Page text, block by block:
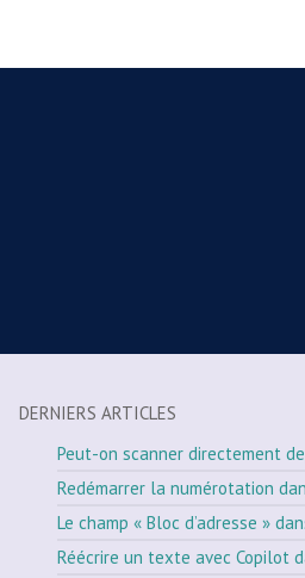
DERNIERS ARTICLES
Peut-on scanner directement
Redémarrer la numérotation
Le champ « Bloc d’adresse »
Réécrire un texte avec Copilot